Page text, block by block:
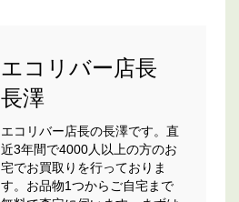
エコリバー店長
長澤
エコリバー店長の長澤です。直
近3年間で4000人以上の方のお
宅でお買取りを行っておりま
す。お品物1つからご自宅まで